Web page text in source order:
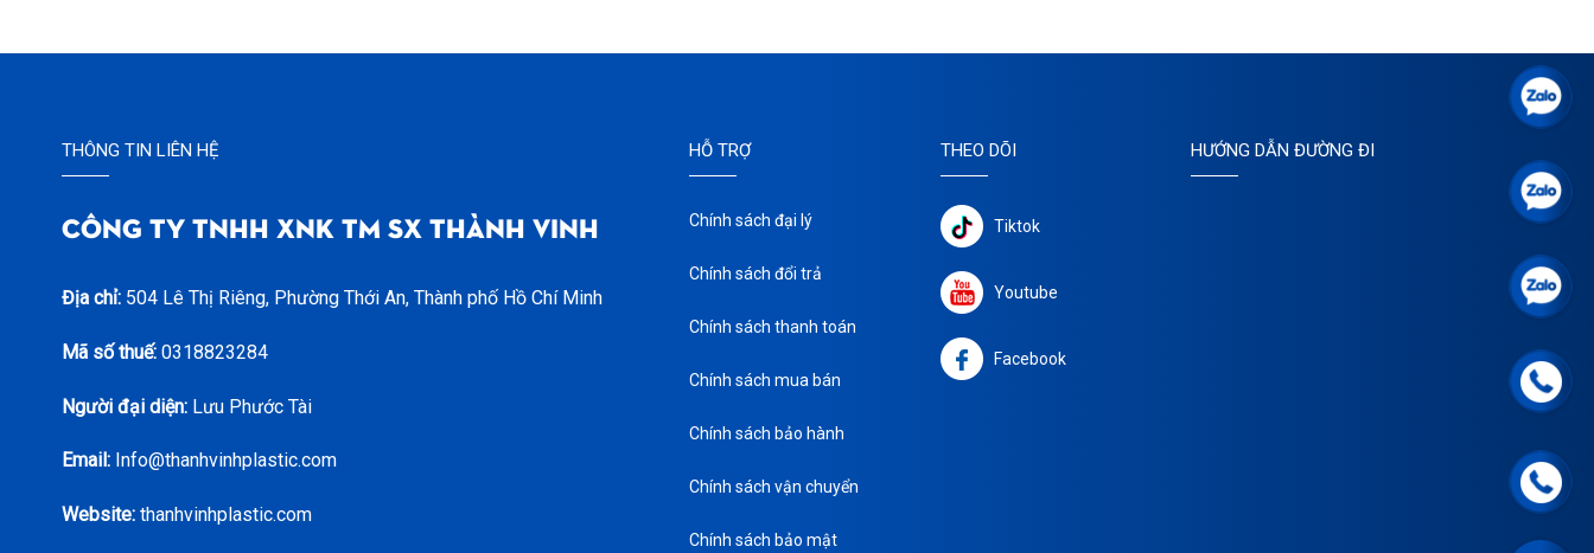
THÔNG TIN LIÊN HỆ
CÔNG TY TNHH XNK TM SX THÀNH VINH
Địa chỉ: 504 Lê Thị Riêng, Phường Thới An, Thành phố Hồ Chí Minh
Mã số thuế: 0318823284
Người đại diện: Lưu Phước Tài
Email: Info@thanhvinhplastic.com
Website: thanhvinhplastic.com
HỖ TRỢ
Chính sách đại lý
Chính sách đổi trả
Chính sách thanh toán
Chính sách mua bán
Chính sách bảo hành
Chính sách vận chuyển
Chính sách bảo mật
THEO DÕI
Tiktok
Youtube
Facebook
HƯỚNG DẪN ĐƯỜNG ĐI